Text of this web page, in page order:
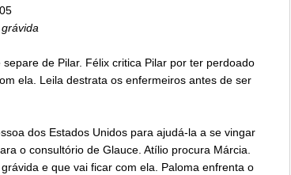
de Pilar. Félix critica Pilar por ter perdoado
ela. Leila destrata os enfermeiros antes de ser
dos Estados Unidos para ajudá-la a se vingar
o consultório de Glauce. Atílio procura Márcia.
e que vai ficar com ela. Paloma enfrenta o